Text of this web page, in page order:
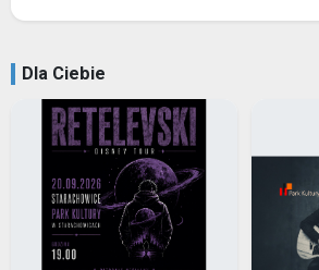
Dla Ciebie